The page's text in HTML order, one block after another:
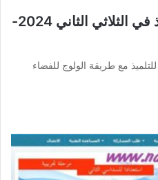
الإطلاع على معدل التلميذ في الثلاثي الثاني 2024-
مع طريقة الولوج للفضاء